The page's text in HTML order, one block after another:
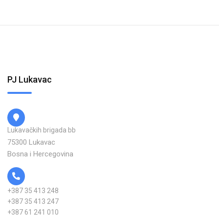
PJ Lukavac
Lukavačkih brigada bb
75300 Lukavac
Bosna i Hercegovina
+387 35 413 248
+387 35 413 247
+387 61 241 010